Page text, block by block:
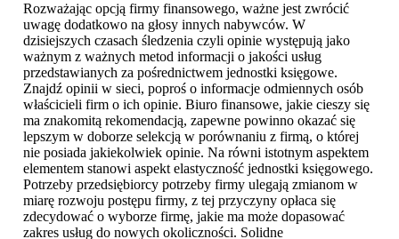
Rozważając opcją firmy finansowego, ważne jest zwrócić
uwagę dodatkowo na głosy innych nabywców. W
dzisiejszych czasach śledzenia czyli opinie występują jako
ważnym z ważnych metod informacji o jakości usług
przedstawianych za pośrednictwem jednostki księgowe.
Znajdź opinii w sieci, poproś o informacje odmiennych osób
właścicieli firm o ich opinie. Biuro finansowe, jakie cieszy się
ma znakomitą rekomendacją, zapewne powinno okazać się
lepszym w doborze selekcją w porównaniu z firmą, o której
nie posiada jakiekolwiek opinie. Na równi istotnym aspektem
elementem stanowi aspekt elastyczność jednostki księgowego.
Potrzeby przedsiębiorcy potrzeby firmy ulegają zmianom w
miarę rozwoju postępu firmy, z tej przyczyny opłaca się
zdecydować o wyborze firmę, jakie ma może dopasować
zakres usług do nowych okoliczności. Solidne